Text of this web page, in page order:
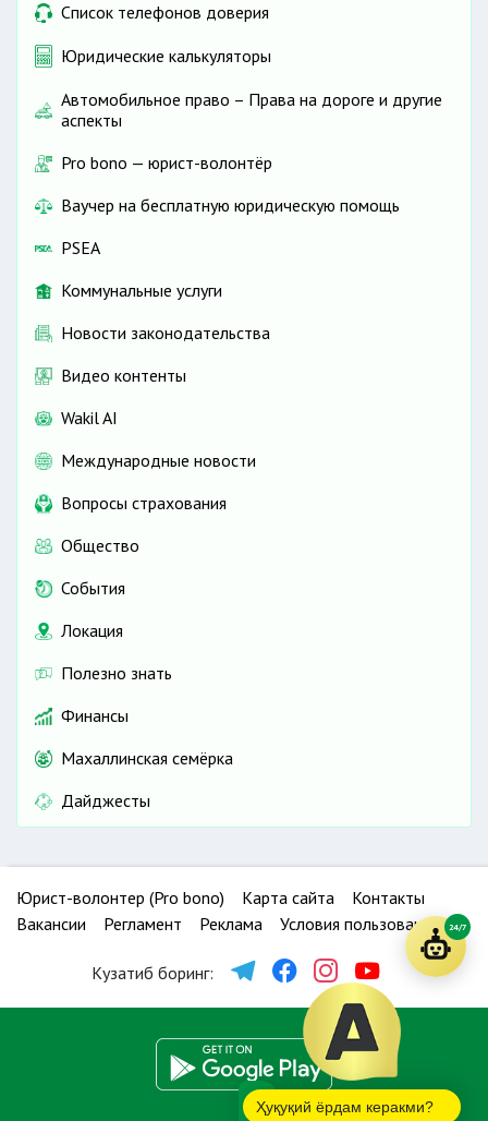
Список телефонов доверия
Юридические калькуляторы
Автомобильное право – Права на дороге и другие
аспекты
Pro bono — юрист-волонтёр
Ваучер на бесплатную юридическую помощь
PSEA
Коммунальные услуги
Новости законодательства
Видео контенты
Wakil AI
Международные новости
Вопросы страхования
Общество
События
Локация
Полезно знать
Финансы
Махаллинская семёрка
Дайджесты
Юрист-волонтер (Pro bono) Карта сайта
Контакты
Вакансии
Регламент Реклама Условия пользования
Кузатиб боринг:
Ҳуқуқий ёрдам керакми?
24/7